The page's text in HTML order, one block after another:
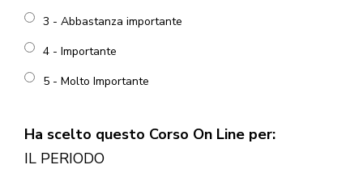
3 - Abbastanza importante
4 - Importante
5 - Molto Importante
Ha scelto questo Corso On Line per:
IL PERIODO